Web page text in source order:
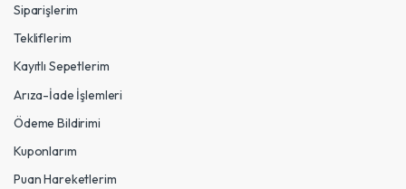
Siparişlerim
Tekliflerim
Kayıtlı Sepetlerim
Arıza-İade İşlemleri
Ödeme Bildirimi
Kuponlarım
Puan Hareketlerim